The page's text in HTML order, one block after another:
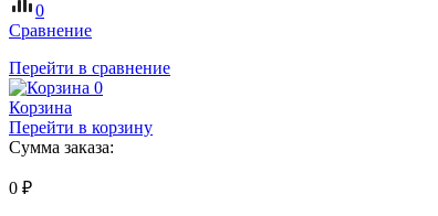
0
Сравнение
Перейти в сравнение
0
Корзина
Перейти в корзину
Сумма заказа:
0 ₽